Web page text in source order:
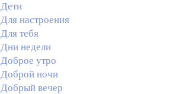
Дети
Для настроения
Для тебя
Дни недели
Доброе утро
Доброй ночи
Добрый вечер